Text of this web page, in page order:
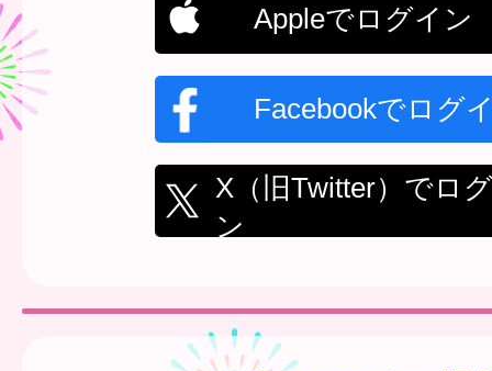
Appleでログイン
Facebookでログ
X（旧Twitter）でロ
ン